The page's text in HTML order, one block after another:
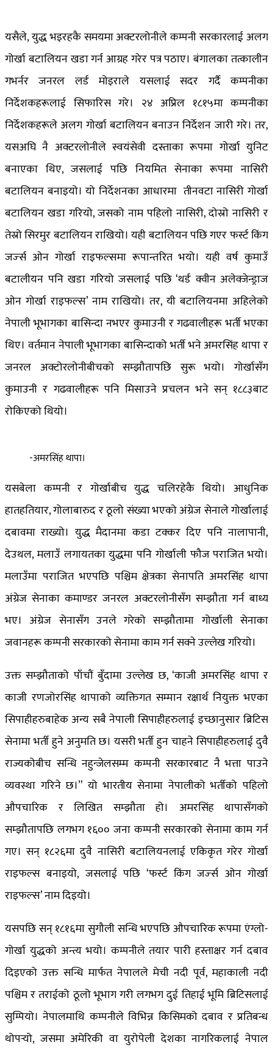
यसैले, युद्ध भइरहकै समयमा अक्टरलोनीले कम्पनी सरकारलाई अलग
गोर्खा बटालियन खडा गर्न आग्रह गरेर पत्र पठाए। बंगालका तत्कालीन
गभर्नर जनरल लर्ड मोइराले यसलाई सदर गर्दै कम्पनीका
निर्देशकहरूलाई सिफारिस गरे। २४ अप्रिल १८१५मा कम्पनीका
निर्देशकहरूले अलग गोर्खा बटालियन बनाउन निर्देशन जारी गरे। तर,
यसअघि नै अक्टरलोनीले स्वयंसेवी दस्ताका रूपमा गोर्खा युनिट
बनाएका थिए, जसलाई पछि नियमित सेनाका रूपमा नासिरी
बटालियन बनाइयो। यो निर्देशनका आधारमा तीनवटा नासिरी गोर्खा
बटालियन खडा गरियो, जसको नाम पहिलो नासिरी, दोस्रो नासिरी र
तेस्रो सिरमुर बटालियन राखियो। यही बटालियन पछि गएर फर्स्ट किंग
जर्ज्स ओन गोर्खा राइफल्समा रूपान्तरित भयो। यही वर्ष कुमाउँ
बटालीयन पनि खडा गरियो जसलाई पछि ‘थर्ड क्वीन अलेक्जेन्ड्राज
ओन गोर्खा राइफल्स’ नाम राखियो। तर, यी बटालियनमा अहिलेको
नेपाली भूभागका बासिन्दा नभएर कुमाउनी र गढवालीहरू भर्ती भएका
थिए। वर्तमान नेपाली भूभागका बासिन्दाको भर्ती भने अमरसिंह थापा र
जनरल अक्टोरलोनीबीचको सम्झौतापछि सुरू भयो। गोर्खासँग
कुमाउनी र गढवालीहरू पनि मिसाउने प्रचलन भने सन् १८८३बाट
रोकिएको थियो।
-अमरसिंह थापा।
यसबेला कम्पनी र गोर्खाबीच युद्ध चलिरहेकै थियो। आधुनिक
हातहतियार, गोलाबारुद र ठूलो संख्या भएको अंग्रेज सेनाले गोर्खालाई
दबावमा राख्यो। युद्ध मैदानमा कडा टक्कर दिए पनि नालापानी,
देउथल, मलाउँ लगायतका युद्धमा पनि गोर्खाली फौज पराजित भयो।
मलाउँमा पराजित भएपछि पश्चिम क्षेत्रका सेनापति अमरसिंह थापा
अंग्रेज सेनाका कमाण्डर जनरल अक्टरलोनीसँग सम्झौता गर्न बाध्य
भए। अंग्रेज सेनासँग उनले गरेको सम्झौतामा गोर्खाली सेनाका
जवानहरू कम्पनी सरकारको सेनामा काम गर्न सक्ने उल्लेख गरियो।
उक्त सम्झौताको पाँचौं बुँदामा उल्लेख छ, ‘काजी अमरसिंह थापा र
काजी रणजोरसिंह थापाको व्यक्तिगत सम्मान रक्षार्थ नियुक्त भएका
सिपाहीहरुबाहेक अन्य सबै नेपाली सिपाहीहरुलाई इच्छानुसार ब्रिटिस
सेनामा भर्ती हुने अनुमति छ। यसरी भर्ती हुन चाहने सिपाहीहरुलाई दुवै
राज्यकोबीच सन्धि नहुन्जेलसम्म कम्पनी सरकारबाट नै भत्ता पाउने
व्यवस्था गरिने छ।” यो भारतीय सेनामा नेपालीको भर्तीको पहिलो
औपचारिक र लिखित सम्झौता हो। अमरसिंह थापासँगको
सम्झौतापछि लगभग १६०० जना कम्पनी सरकारको सेनामा काम गर्न
गए। सन् १८२६मा दुवै नासिरी बटालियनलाई एकिकृत गरेर गोर्खा
राइफल्स बनाइयो, जसलाई पछि ‘फर्स्ट किंग जर्ज्स ओन गोर्खा
राइफल्स’ नाम दिइयो।
यसपछि सन् १८१६मा सुगौली सन्धि भएपछि औपचारिक रूपमा एंग्लो-
गोर्खा युद्धको अन्त्य भयो। कम्पनीले तयार पारी हस्ताक्षर गर्न दबाव
दिइएको उक्त सन्धि मार्फत नेपालले मेची नदी पूर्व, महाकाली नदी
पश्चिम र तराईको ठूलो भूभाग गरी लगभग दुई तिहाई भूमि ब्रिटिसलाई
सुम्पियो। नेपालमाथि कम्पनीले विभिन्न किसिमको दबाव र प्रतिबन्ध
थोपर्‍यो, जसमा अमेरिकी वा युरोपेली देशका नागरिकलाई नेपाल